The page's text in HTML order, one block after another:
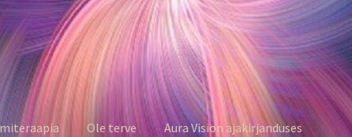
Ole terve Aura Vision ajakirjanduses